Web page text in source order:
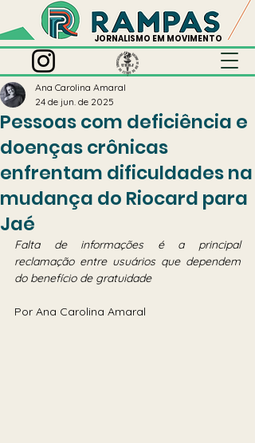
JORNALISMO EM MOVIMENTO
Pessoas com deficiência e
doenças crônicas
enfrentam dificuldades na
mudança do Riocard para
Jaé
Ana Carolina Amaral
24 de jun. de 2025
Falta de informações é a principal
reclamação entre usuários que dependem
do benefício de gratuidade
Por Ana Carolina Amaral